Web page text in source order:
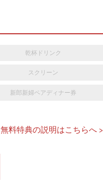
乾杯ドリンク
スクリーン
新郎新婦ペアディナー券
無料特典の説明はこちらへ >